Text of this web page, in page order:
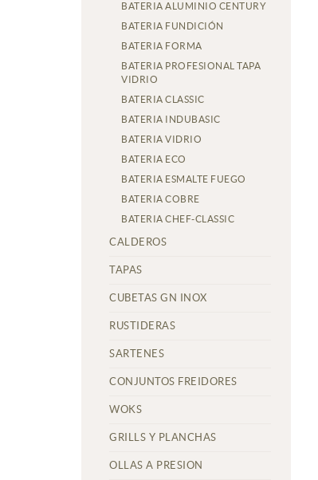
BATERIA ALUMINIO CENTURY
BATERIA FUNDICIÓN
BATERIA FORMA
BATERIA PROFESIONAL TAPA
VIDRIO
BATERIA CLASSIC
BATERIA INDUBASIC
BATERIA VIDRIO
BATERIA ECO
BATERIA ESMALTE FUEGO
BATERIA COBRE
BATERIA CHEF-CLASSIC
CALDEROS
TAPAS
CUBETAS GN INOX
RUSTIDERAS
SARTENES
CONJUNTOS FREIDORES
WOKS
GRILLS Y PLANCHAS
OLLAS A PRESION